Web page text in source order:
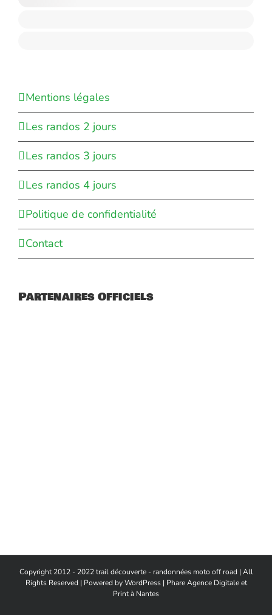
Mentions légales
Les randos 2 jours
Les randos 3 jours
Les randos 4 jours
Politique de confidentialité
Contact
Partenaires Officiels
Copyright 2012 - 2022 trail découverte - randonnées moto off road | All
Rights Reserved | Powered byWordPress| Phare Agence Digitale et
Print à Nantes